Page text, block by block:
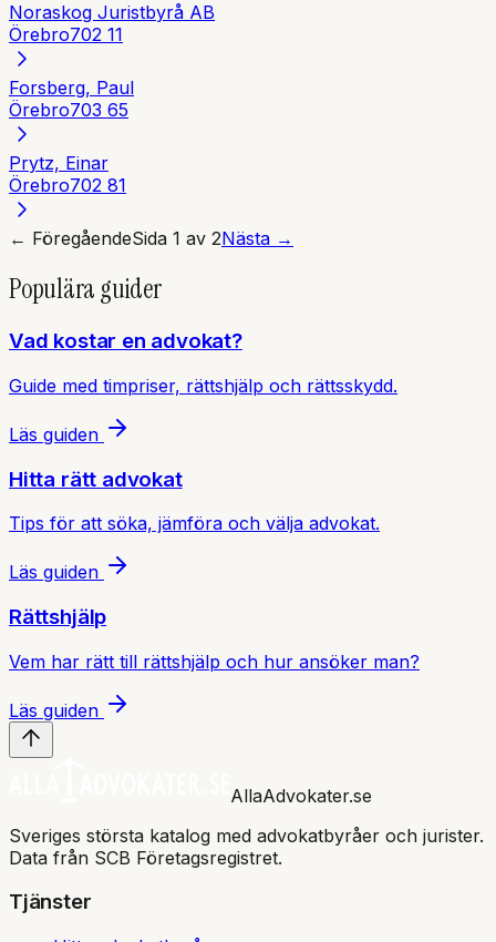
Noraskog Juristbyrå AB
Örebro702 11
Forsberg, Paul
Örebro703 65
Prytz, Einar
Örebro702 81
← FöregåendeSida 1 av 2Nästa →
Populära guider
Vad kostar en advokat?
Guide med timpriser, rättshjälp och rättsskydd.
Läs guiden
Hitta rätt advokat
Tips för att söka, jämföra och välja advokat.
Läs guiden
Rättshjälp
Vem har rätt till rättshjälp och hur ansöker man?
Läs guiden
AllaAdvokater.se
Sveriges största katalog med advokatbyråer och jurister.
Data från SCB Företagsregistret.
Tjänster